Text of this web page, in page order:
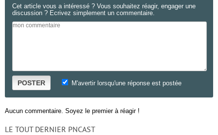
Cet article vous a intéressé ? Vous souhaitez réagir, engager une
discussion ? Ecrivez simplement un commentaire.
POSTER M'avertir lorsqu'une réponse est postée
Aucun commentaire. Soyez le premier à réagir !
LE TOUT DERNIER PNCAST